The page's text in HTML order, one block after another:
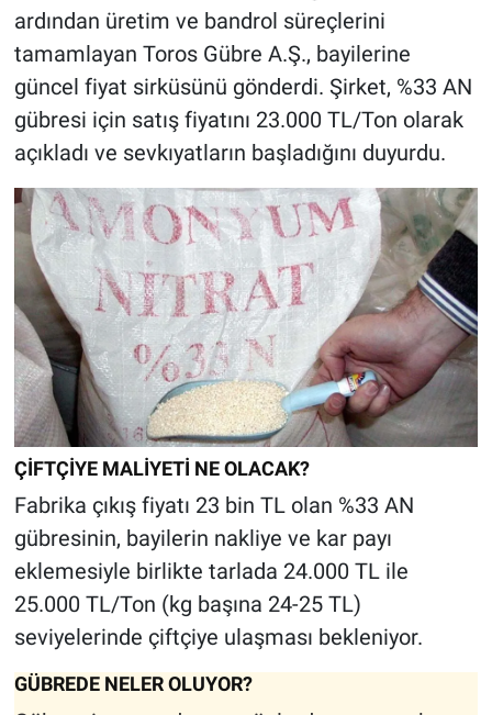
ardından üretim ve bandrol süreçlerini
tamamlayan Toros Gübre A.Ş., bayilerine
güncel fiyat sirküsünü gönderdi. Şirket, %33 AN
gübresi için satış fiyatını 23.000 TL/Ton olarak
açıkladı ve sevkıyatların başladığını duyurdu.
ÇİFTÇİYE MALİYETİ NE OLACAK?
Fabrika çıkış fiyatı 23 bin TL olan %33 AN
gübresinin, bayilerin nakliye ve kar payı
eklemesiyle birlikte tarlada 24.000 TL ile
25.000 TL/Ton (kg başına 24-25 TL)
seviyelerinde çiftçiye ulaşması bekleniyor.
GÜBREDE NELER OLUYOR?